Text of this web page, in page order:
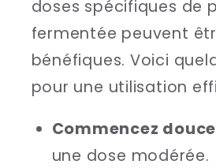
doses spécifiques de
fermentée peuvent
bénéfiques. Voici
pour une utilisation
Commencez
une dose modérée.